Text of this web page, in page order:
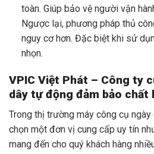
toàn. Giúp bảo vệ người vận
Ngược lại, phương pháp thủ
nguy cơ hơn. Đặc biệt khi sử
nhọn.
VPIC Việt Phát – Công ty
dây tự động đảm bảo chất
Trong thị trường máy công cụ
chọn một đơn vị cung cấp uy tín
mang đến cho quý khách hàng